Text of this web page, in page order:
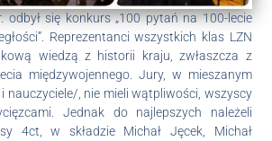
odbył się konkurs „100 pytań na 100-lecie
Reprezentanci wszystkich klas LZN
wiedzą z historii kraju, zwłaszcza z
międzywojennego. Jury, w mieszanym
nauczyciele/, nie mieli wątpliwości, wszyscy
Jednak do najlepszych należeli
4ct, w składzie Michał Jęcek, Michał